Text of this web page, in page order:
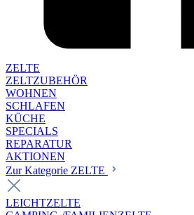
ZELTE
ZELTZUBEHÖR
WOHNEN
SCHLAFEN
KÜCHE
SPECIALS
REPARATUR
AKTIONEN
Zur Kategorie ZELTE
LEICHTZELTE